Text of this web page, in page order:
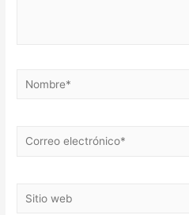
Nombre*
Correo
Sitio